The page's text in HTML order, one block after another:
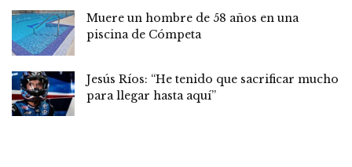
Muere un hombre de 58 años en una
piscina de Cómpeta
Jesús Ríos: “He tenido que sacrificar mucho
para llegar hasta aquí”